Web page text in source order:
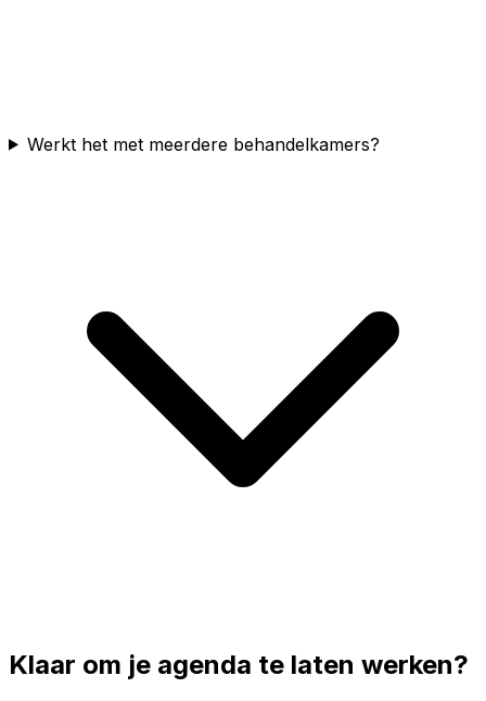
Werkt het met meerdere behandelkamers?
Klaar om je agenda te laten werken?